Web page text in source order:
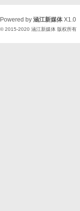
Powered by 涵江新媒体 X1.0
© 2015-2020 涵江新媒体 版权所有